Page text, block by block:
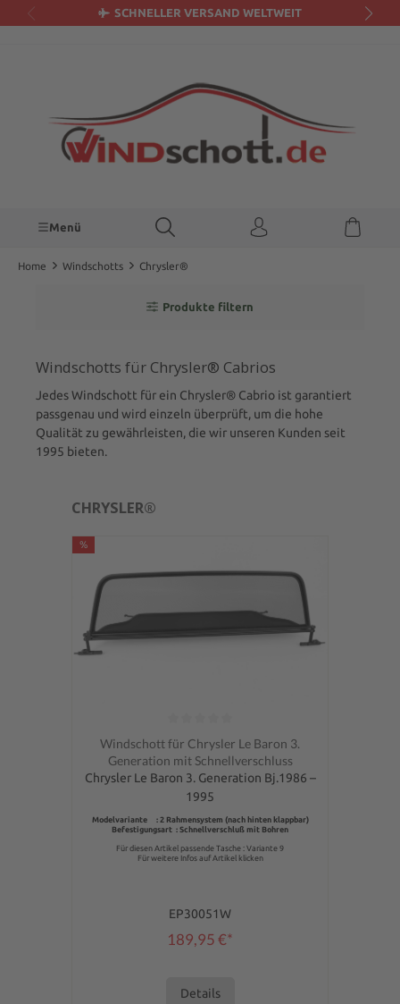
SCHNELLER VERSAND WELTWEIT
Menü
Home Windschotts Chrysler®
Produkte filtern
Windschotts für Chrysler® Cabrios
Jedes Windschott für ein Chrysler® Cabrio ist garantiert
passgenau und wird einzeln überprüft, um die hohe
Qualität zu gewährleisten, die wir unseren Kunden seit
1995 bieten.
CHRYSLER®
%
Durchschnittliche Bewertung von 0 von 5 Sternen
Windschott für Chrysler Le Baron 3.
Generation mit Schnellverschluss
Chrysler Le Baron 3. Generation Bj.1986 –
1995
Modelvariante : 2 Rahmensystem (nach hinten klappbar)
Befestigungsart : Schnellverschluß mit Bohren
Für diesen Artikel passende Tasche : Variante 9
Für weitere Infos auf Artikel klicken
EP30051W
189,95 €*
Details